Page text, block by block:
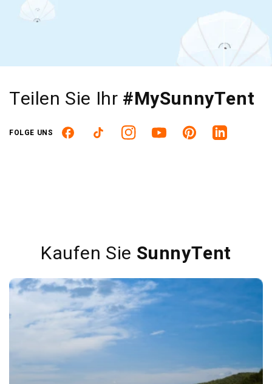
Teilen Sie Ihr #MySunnyTent
FOLGE UNS
FacebookTikTok InstagramYouTubePinterestLinkedin
Kaufen Sie SunnyTent